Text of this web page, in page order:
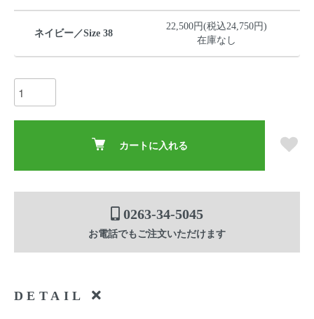
ネイビー／Size 38
22,500円(税込24,750円)
在庫なし
カートに入れる
0263-34-5045
お電話でもご注文いただけます
DETAIL